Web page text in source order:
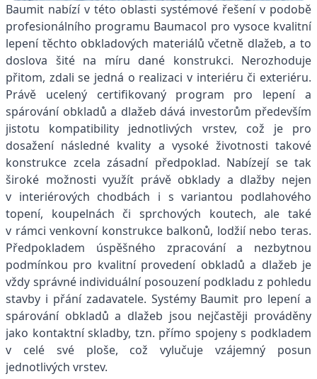
Baumit nabízí v této oblasti systémové řešení v podobě
profesionálního programu Baumacol pro vysoce kvalitní
lepení těchto obkladových materiálů včetně dlažeb, a to
doslova šité na míru dané konstrukci. Nerozhoduje
přitom, zdali se jedná o realizaci v interiéru či exteriéru.
Právě ucelený certifikovaný program pro lepení a
spárování obkladů a dlažeb dává investorům především
jistotu kompatibility jednotlivých vrstev, což je pro
dosažení následné kvality a vysoké životnosti takové
konstrukce zcela zásadní předpoklad. Nabízejí se tak
široké možnosti využít právě obklady a dlažby nejen
v interiérových chodbách i s variantou podlahového
topení, koupelnách či sprchových koutech, ale také
v rámci venkovní konstrukce balkonů, lodžií nebo teras.
Předpokladem úspěšného zpracování a nezbytnou
podmínkou pro kvalitní provedení obkladů a dlažeb je
vždy správné individuální posouzení podkladu z pohledu
stavby i přání zadavatele. Systémy Baumit pro lepení a
spárování obkladů a dlažeb jsou nejčastěji prováděny
jako kontaktní skladby, tzn. přímo spojeny s podkladem
v celé své ploše, což vylučuje vzájemný posun
jednotlivých vrstev.